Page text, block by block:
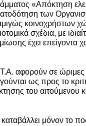
«Απόκτηση
των
κοινοχρήστων
σχέδια, με
έχει επείγοντα
αφορούν σε ώριμες
ως προς το
του αιτούμενου
μόνον το